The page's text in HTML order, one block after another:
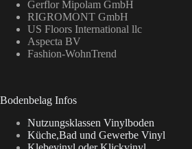
Gerflor Mipolam GmbH
RIGROMONT GmbH
US Floors International llc
Aspecta BV
Fashion-WohnTrend
Bodenbelag Infos
Nutzungsklassen Vinylboden
Küche,Bad und Gewerbe Vinyl